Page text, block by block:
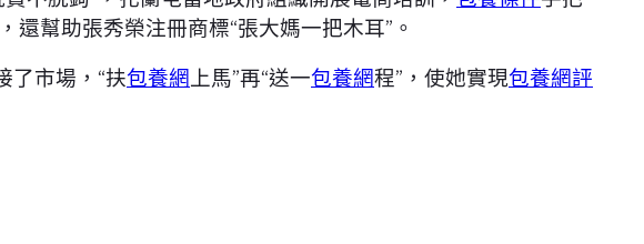
幫助張秀榮注冊商標“張大媽一把木耳”。
了市場，“扶包養網上馬”再“送一包養網程”，使她實現包養網評